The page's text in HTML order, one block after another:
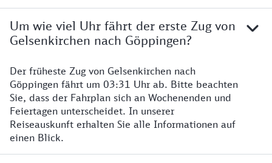
Um wie viel Uhr fährt der erste Zug von
Gelsenkirchen nach Göppingen?
Der früheste Zug von Gelsenkirchen nach
Göppingen fährt um 03:31 Uhr ab. Bitte beachten
Sie, dass der Fahrplan sich an Wochenenden und
Feiertagen unterscheidet. In unserer
Reiseauskunft erhalten Sie alle Informationen auf
einen Blick.